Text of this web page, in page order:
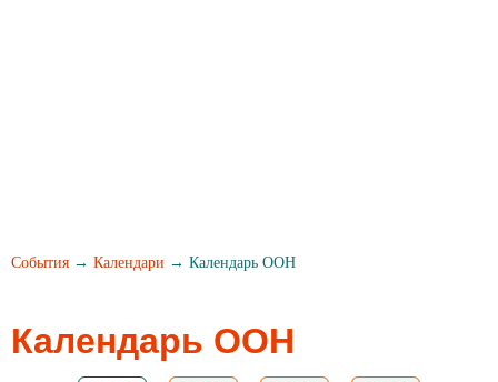
События → Календари → Календарь ООН
Календарь ООН